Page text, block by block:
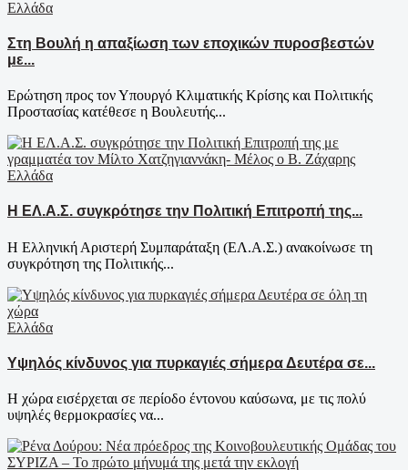
Ελλάδα
Στη Βουλή η απαξίωση των εποχικών πυροσβεστών
με...
Ερώτηση προς τον Υπουργό Κλιματικής Κρίσης και Πολιτικής
Προστασίας κατέθεσε η Βουλευτής...
Ελλάδα
Η ΕΛ.Α.Σ. συγκρότησε την Πολιτική Επιτροπή της...
Η Ελληνική Αριστερή Συμπαράταξη (ΕΛ.Α.Σ.) ανακοίνωσε τη
συγκρότηση της Πολιτικής...
Ελλάδα
Υψηλός κίνδυνος για πυρκαγιές σήμερα Δευτέρα σε...
Η χώρα εισέρχεται σε περίοδο έντονου καύσωνα, με τις πολύ
υψηλές θερμοκρασίες να...